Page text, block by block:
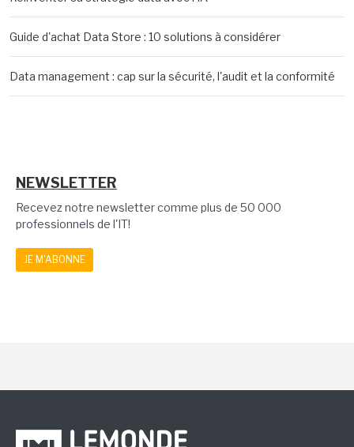
Guide d'achat Data Store : 10 solutions à considérer
Data management : cap sur la sécurité, l'audit et la conformité
NEWSLETTER
Recevez notre newsletter comme plus de 50 000
professionnels de l'IT!
JE M'ABONNE